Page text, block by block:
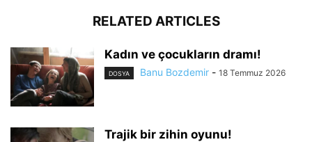
RELATED ARTICLES
Kadın ve çocukların dramı!
DOSYA Banu Bozdemir - 18 Temmuz 2026
Trajik bir zihin oyunu!